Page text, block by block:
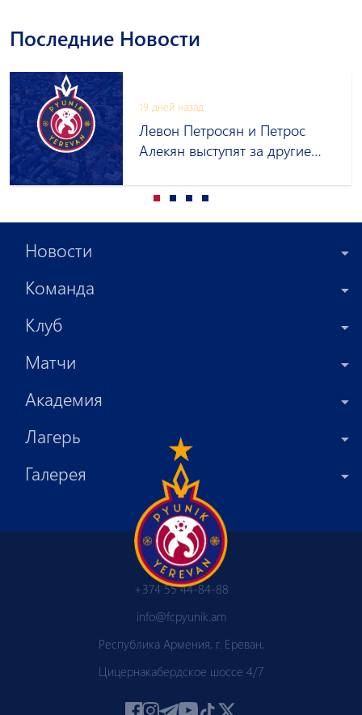
Последние Новости
19 дней назад
Левон Петросян и Петрос
Алекян выступят за другие
Новости
Команда
Клуб
Матчи
Академия
Лагерь
Галерея
+374 55 44-84-88
info@fcpyunik.am
Республика Армения, г. Ереван,
Цицернакабердское шоссе 4/7